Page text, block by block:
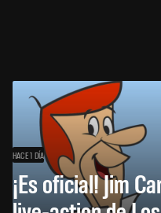
HACE 1 DÍA
¡Es oficial! Jim